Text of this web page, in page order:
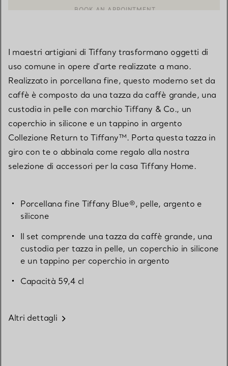
I maestri artigiani di Tiffany trasformano oggetti di
uso comune in opere d’arte realizzate a mano.
Realizzato in porcellana fine, questo moderno set da
caffè è composto da una tazza da caffè grande, una
custodia in pelle con marchio Tiffany & Co., un
coperchio in silicone e un tappino in argento
Collezione Return to Tiffany™. Porta questa tazza in
giro con te o abbinala come regalo alla nostra
selezione di accessori per la casa Tiffany Home.
Porcellana fine Tiffany Blue®, pelle, argento e
silicone
Il set comprende una tazza da caffè grande, una
custodia per tazza in pelle, un coperchio in silicone
e un tappino per coperchio in argento
Capacità 59,4 cl
Altri dettagli